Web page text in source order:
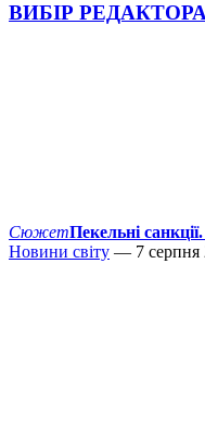
ВИБІР
СюжетПекельні
Новини світу — 7 серпня